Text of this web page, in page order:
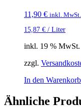
11,90 € inkl. MwSt.
15,87 € / Liter
inkl. 19 % MwSt.
zzgl.
In den Warenkorb
Ähnliche